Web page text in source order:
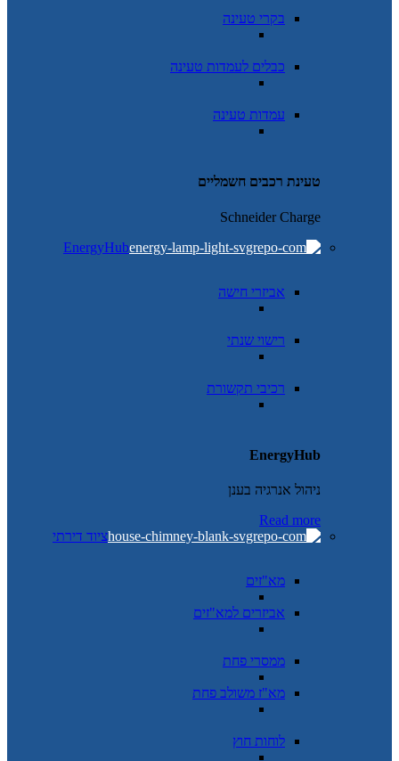
בקרי טעינה
כבלים לעמדות טעינה
עמדות טעינה
טעינת רכבים חשמליים
Schneider Charge
EnergyHub
אביזרי חישה
רישוי שנתי
רכיבי תקשורת
EnergyHub
ניהול אנרגיה בענן
Read more
ציוד דירתי
מא"זים
אביזרים למא"זים
ממסרי פחת
מא"ז משולב פחת
לוחות חוץ